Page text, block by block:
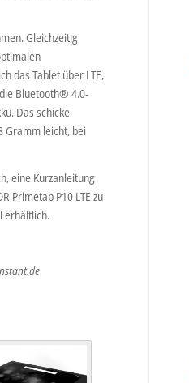
Gleichzeitig
das Tablet über LTE,
Bluetooth® 4.0-
Das schicke
Gramm leicht, bei
eine Kurzanleitung
Primetab P10 LTE zu
erhältlich.